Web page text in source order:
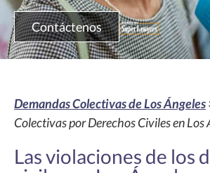
Contáctenos
Demandas Colectivas de Los Ángeles
Colectivas por Derechos Civiles en Los
Las violaciones de los